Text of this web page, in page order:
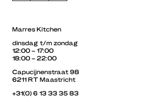
Marres Kitchen
dinsdag t/m zondag
12:00 – 17:00
18:00 – 22:00
Capucijnenstraat 98
6211 RT Maastricht
+31(0) 6 13 33 35 83